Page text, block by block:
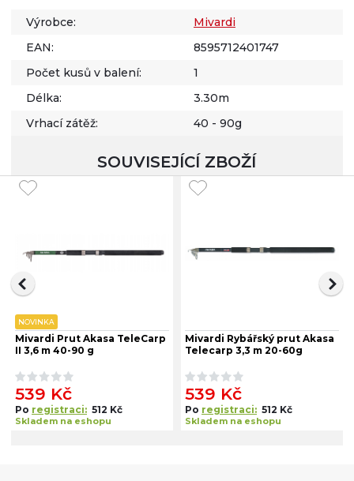
Výrobce:
Mivardi
EAN:
8595712401747
Počet kusů v balení:
1
Délka:
3.30m
Vrhací zátěž:
40 - 90g
SOUVISEJÍCÍ ZBOŽÍ
NOVINKA
Mivardi Prut Akasa TeleCarp
II 3,6 m 40-90 g
539 Kč
Po registraci: 512 Kč
Skladem na eshopu
Mivardi Rybářský prut Akasa
Telecarp 3,3 m 20-60g
539 Kč
Po registraci: 512 Kč
Skladem na eshopu